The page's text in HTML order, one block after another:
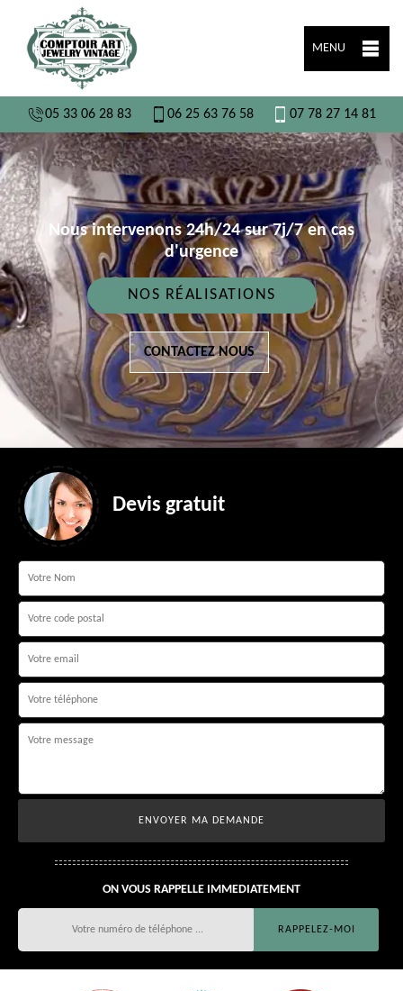
MENU
05 33 06 28 83 06 25 63 76 58 07 78 27 14 81
Nous intervenons 24h/24 sur 7j/7 en cas
d'urgence
NOS RÉALISATIONS
CONTACTEZ NOUS
Devis gratuit
ON VOUS RAPPELLE IMMEDIATEMENT